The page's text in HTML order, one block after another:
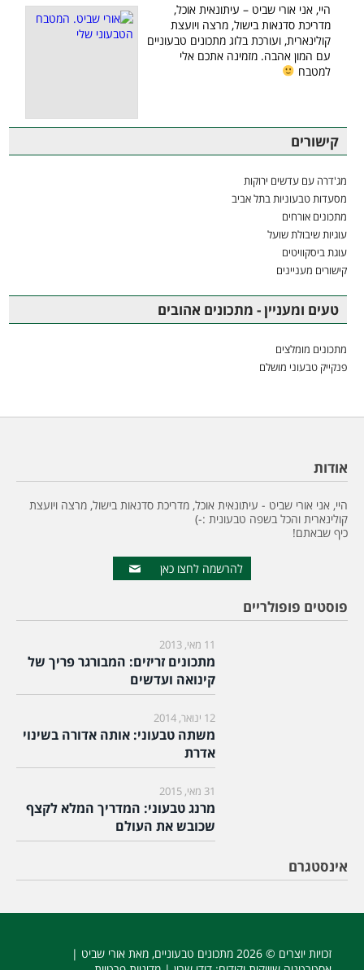
היי, אני אורי שביט – עיתונאית אוכל,
מדריכת סדנאות בישול, מרצה ויועצת
קולינארית, ועורכת בלוג מתכונים טבעוניים
עם המון אהבה. מזמינה אתכם אלי
למטבח
קישורים
מג'דרה עם עדשים ירוקות
מסעדות טבעוניות בתל אביב
מתכונים אורחים
עוגיות שיבולת שועל
עוגת ביסקוויטים
קישורים מעניינים
טעים ומעניין - מתכונים אהובים
מתכונים מומלצים
פנקייק טבעוני מושלם
אודות
היי, אני אורי שביט - עיתונאית אוכל, מדריכת סדנאות בישול, מרצה ויועצת
קולינארית והכל בשפה טבעונית :-)
כיף שבאתם!
להרשמה לחצו כאן
פוסטים פופולריים
11 מאי, 2013
מתכונים זריזים: המבורגר פריך של
קינואה ועדשים
12 ינואר, 2014
משתה טבעוני: אותה אדורה בשינוי
אדרת
31 מאי, 2015
מרנג טבעוני: המדריך המלא לקצף
שכובש את העולם
אינסטגרם
זכויות יוצרים © 2026 מתכונים טבעוניים, מאת אורי שביט |